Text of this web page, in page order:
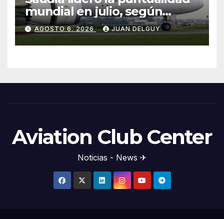
mundial en julio, según
Cirium
AGOSTO 6, 2026 JUAN DELGUY
Aviation Club Center
Noticias - News ✈